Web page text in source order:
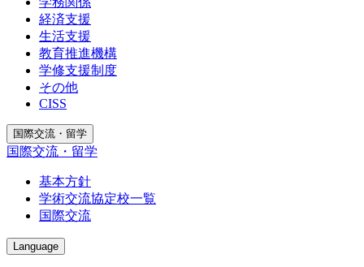
経済支援
生活支援
教育推進機構
学修支援制度
その他
CISS
国際交流・留学
国際交流・留学
基本方針
学術交流協定校一覧
国際交流
Language